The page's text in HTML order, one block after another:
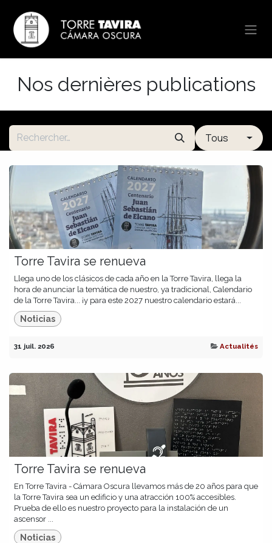
Nos dernières publications
Tous
Torre Tavira se renueva
Llega uno de los clásicos de cada año en la Torre Tavira, llega la
hora de anunciar la temática de nuestro, ya tradicional, Calendario
de la Torre Tavira... ¡y para este 2027 nuestro calendario estará...
Noticias
31 juil. 2026 Actualités
Torre Tavira se renueva
En Torre Tavira - Cámara Oscura llevamos más de 20 años para que
la Torre Tavira sea un edificio y una atracción 100% accesibles.
Prueba de ello es nuestro proyecto para la instalación de un
ascensor ...
Noticias